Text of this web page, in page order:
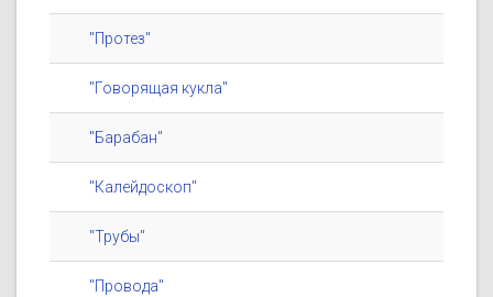
"Протез"
"Говорящая кукла"
"Барабан"
"Калейдоскоп"
"Трубы"
"Провода"